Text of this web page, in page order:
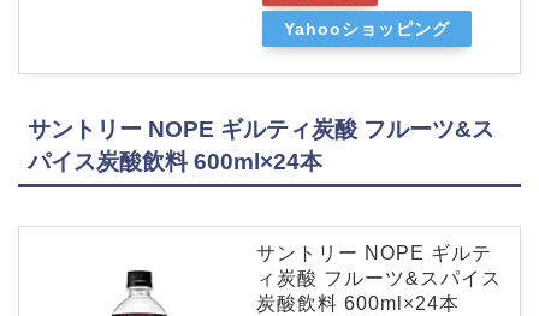
Yahooショッピング
サントリー NOPE ギルティ炭酸 フルーツ&ス
パイス炭酸飲料 600ml×24本
サントリー NOPE ギルテ
ィ炭酸 フルーツ&スパイス
炭酸飲料 600ml×24本